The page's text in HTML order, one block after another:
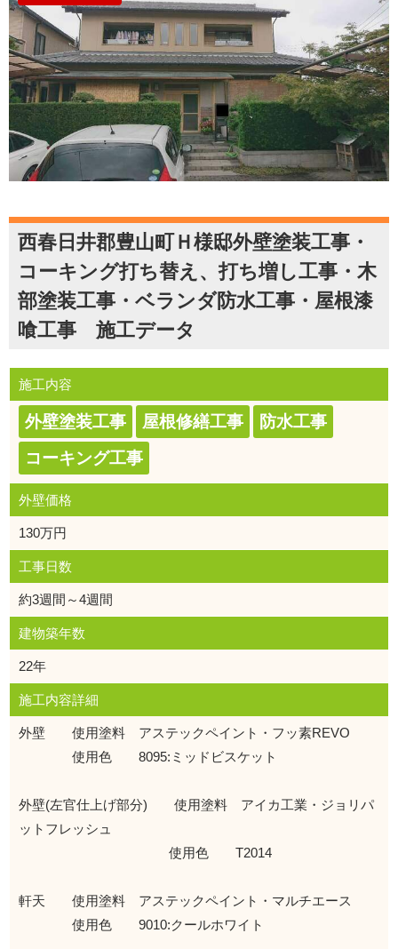
西春日井郡豊山町Ｈ様邸外壁塗装工事・
コーキング打ち替え、打ち増し工事・木
部塗装工事・ベランダ防水工事・屋根漆
喰工事 施工データ
施工内容
外壁塗装工事 屋根修繕工事
防水工事
コーキング工事
外壁価格
130万円
工事日数
約3週間～4週間
建物築年数
22年
施工内容詳細
外壁 使用塗料 アステックペイント・フッ素REVO
使用色 8095:ミッドビスケット
外壁(左官仕上げ部分) 使用塗料 アイカ工業・ジョリパ
ットフレッシュ
使用色 T2014
軒天 使用塗料 アステックペイント・マルチエース
使用色 9010:クールホワイト